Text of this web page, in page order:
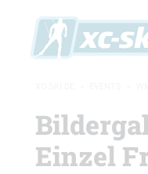
Einzel